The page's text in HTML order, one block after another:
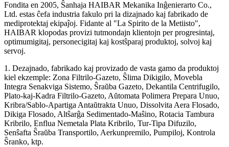
Fondita en 2005, Ŝanhaja HAIBAR Mekanika Inĝenierarto Co.,
Ltd. estas ĉefa industria fakulo pri la dizajnado kaj fabrikado de
mediprotektaj ekipaĵoj. Fidante al "La Spirito de la Metiisto",
HAIBAR klopodas provizi tutmondajn klientojn per progresintaj,
optimumigitaj, personecigitaj kaj kostŝparaj produktoj, solvoj kaj
servoj.
1. Dezajnado, fabrikado kaj provizado de vasta gamo da produktoj
kiel ekzemple: Zona Filtrilo-Gazeto, Ŝlima Dikigilo, Movebla
Integra Senakviga Sistemo, Ŝraŭba Gazeto, Dekantila Centrifugilo,
Plato-kaj-Kadra Filtrilo-Gazeto, Aŭtomata Polimera Prepara Unuo,
Kribra/Sablo-Apartiga Antaŭtrakta Unuo, Dissolvita Aera Flosado,
Dikiga Flosado, Altŝarĝa Sedimentado-Maŝino, Rotacia Tambura
Kribrilo, Enflua Nemetala Plata Kribrilo, Tur-Tipa Difuzilo,
Senŝafta Ŝraŭba Transportilo, Aerkunpremilo, Pumpiloj, Kontrola
Ŝranko, ktp.